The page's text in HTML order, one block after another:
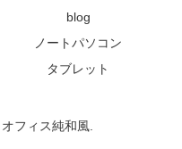
blog
ノートパソコン
タブレット
フィス純和風.